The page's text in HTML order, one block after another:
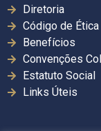
Diretoria
Código de Ética
Benefícios
Convenções
Estatuto Social
Links Úteis